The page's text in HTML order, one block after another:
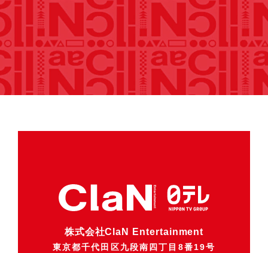
株式会社ClaN Entertainment
東京都千代田区九段南四丁目8番19号